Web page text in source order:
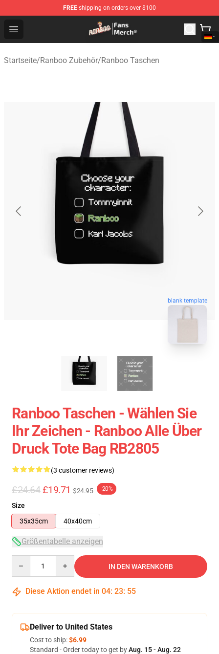
FREE shipping on orders over $100
Open menu
Ranboo Store - Official Ranboo Merchandise Shop
Startseite/Ranboo Zubehör/Ranboo Taschen
blank template
Ranboo Taschen - Wählen Sie
Ihr Zeichen - Ranboo Alle Über
Druck Tote Bag RB2805
(3 customer reviews)
£24.64 £19.71 $24.95 -20%
Size
35x35cm
40x40cm
Größentabelle anzeigen
IN DEN WARENKORB
Diese Aktion endet in 04: 23: 54
Deliver to United States
Cost to ship:$6.99
Standard - Order today to get byAug. 15 - Aug. 22